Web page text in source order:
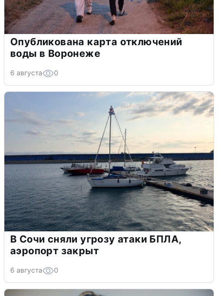
Опубликована карта отключений
воды в Воронеже
6 августа 0
В Сочи сняли угрозу атаки БПЛА,
аэропорт закрыт
6 августа 0